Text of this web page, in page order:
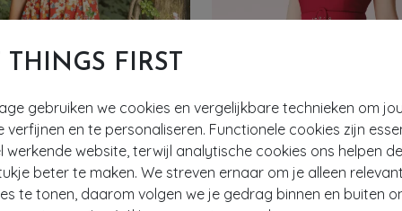
THINGS FIRST
gebruiken we cookies en vergelijkbare technieken om
verfijnen en te personaliseren. Functionele cookies zijn
werkende website, terwijl analytische cookies ons helpen
beter te maken. We streven ernaar om je alleen
te tonen, daarom volgen we je gedrag binnen en buiten
EXCLUSIEF